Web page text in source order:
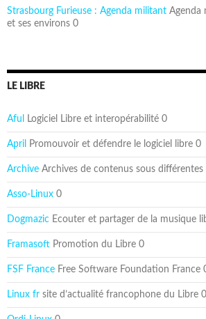
Strasbourg Furieuse : Agenda militant Agenda
et ses environs 0
LE LIBRE
Aful Logiciel Libre et interopérabilité 0
April Promouvoir et défendre le logiciel libre 0
Archive Archives de contenus sous
Asso-Linux 0
Dogmazic Ecouter et partager de la musique
Framasoft Promotion du Libre 0
FSF France Free Software Foundation France
Linux fr site d’actualité francophone du Libre 0